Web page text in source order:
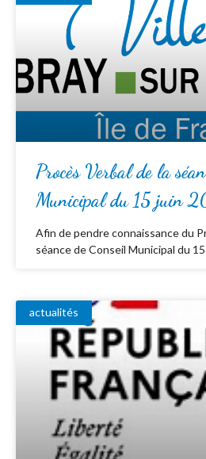
Procès Verbal de la
Municipal du 15 juin
Afin de pendre connaissance du
séance de Conseil Municipal du 15
actualités